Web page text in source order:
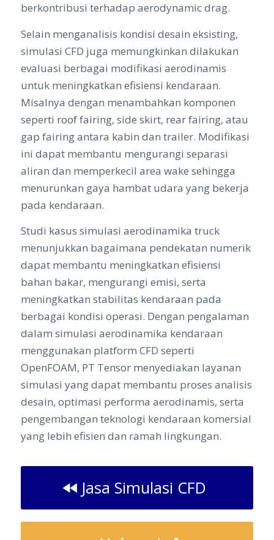
berkontribusi terhadap aerodynamic drag.
Selain menganalisis kondisi desain eksisting,
simulasi CFD juga memungkinkan dilakukan
evaluasi berbagai modifikasi aerodinamis
untuk meningkatkan efisiensi kendaraan.
Misalnya dengan menambahkan komponen
seperti roof fairing, side skirt, rear fairing, atau
gap fairing antara kabin dan trailer. Modifikasi
ini dapat membantu mengurangi separasi
aliran dan memperkecil area wake sehingga
menurunkan gaya hambat udara yang bekerja
pada kendaraan.
Studi kasus simulasi aerodinamika truck
menunjukkan bagaimana pendekatan numerik
dapat membantu meningkatkan efisiensi
bahan bakar, mengurangi emisi, serta
meningkatkan stabilitas kendaraan pada
berbagai kondisi operasi. Dengan pengalaman
dalam simulasi aerodinamika kendaraan
menggunakan platform CFD seperti
OpenFOAM, PT Tensor menyediakan layanan
simulasi yang dapat membantu proses analisis
desain, optimasi performa aerodinamis, serta
pengembangan teknologi kendaraan komersial
yang lebih efisien dan ramah lingkungan.
Jasa Simulasi CFD